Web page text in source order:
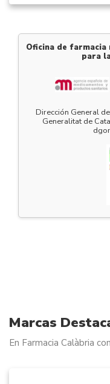
Oficina de farmacia
para
Dirección General
Generalitat de
Marcas
En Farmacia Calàbria